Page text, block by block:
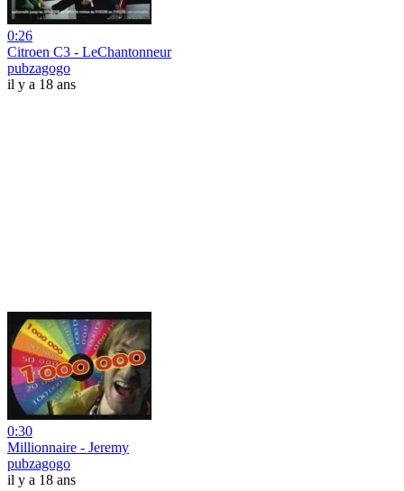
0:26
Citroen C3 - LeChantonneur
pubzagogo
il y a 18 ans
0:30
Millionnaire - Jeremy
pubzagogo
il y a 18 ans